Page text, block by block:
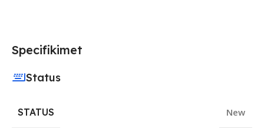
Specifikimet
Status
STATUS New